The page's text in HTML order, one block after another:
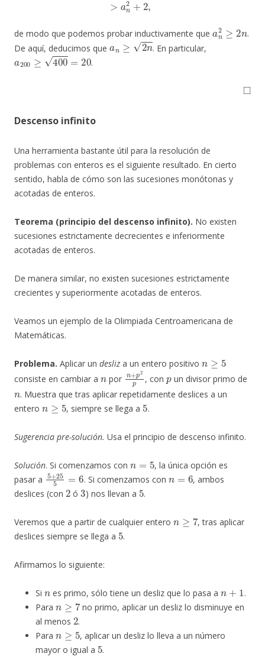
de modo que podemos probar inductivamente que
n 2
.
De aquí, deducimos que
an≥2 n
. En particular,
a200≥400=20
.
◻
Descenso infinito
Una herramienta bastante útil para la resolución de
problemas con enteros es el siguiente resultado. En cierto
sentido, habla de cómo son las sucesiones monótonas y
acotadas de enteros.
Teorema (principio del descenso infinito). No existen
sucesiones estrictamente decrecientes e inferiormente
acotadas de enteros.
De manera similar, no existen sucesiones estrictamente
crecientes y superiormente acotadas de enteros.
Veamos un ejemplo de la Olimpiada Centroamericana de
Matemáticas.
Problema. Aplicar un desliz a un entero positivo
consiste en cambiar a por
n +p
, con
p
un divisor primo de
. Muestra que tras aplicar repetidamente deslices a un
entero
n≥5
, siempre se llega a
5
.
Sugerencia pre-solución. Usa el principio de descenso infinito.
Solución. Si comenzamos con
, la única opción es
pasar a
5+255=6
. Si comenzamos con
n=6
, ambos
deslices (con
2
ó
3
) nos llevan a
5
.
Veremos que a partir de cualquier entero
, tras aplicar
deslices siempre se llega a
5
.
Afirmamos lo siguiente:
Si es primo, sólo tiene un desliz que lo pasa a
.
Para
n ≥7
no primo, aplicar un desliz lo disminuye en
al menos
2
.
Para
n≥5
, aplicar un desliz lo lleva a un número
mayor o igual a
5
.